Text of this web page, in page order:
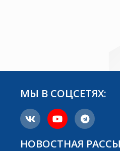
МЫ В СОЦСЕТЯХ:
НОВОСТНАЯ